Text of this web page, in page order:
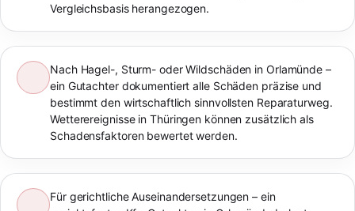
Vergleichsbasis herangezogen.
Nach Hagel-, Sturm- oder Wildschäden in Orlamünde –
ein Gutachter dokumentiert alle Schäden präzise und
bestimmt den wirtschaftlich sinnvollsten Reparaturweg.
Wetterereignisse in Thüringen können zusätzlich als
Schadensfaktoren bewertet werden.
Für gerichtliche Auseinandersetzungen – ein